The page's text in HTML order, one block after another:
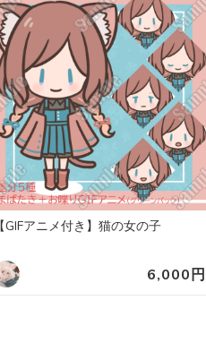
【GIFアニメ付き】猫の女の子
6,000円